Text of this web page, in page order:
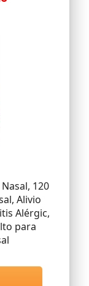
120
Alivio
Alérgic,
para